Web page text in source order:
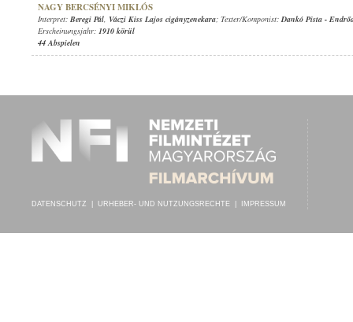
NAGY BERCSÉNYI MIKLÓS
Interpret: Beregi Pál, Váczi Kiss Lajos cigányzenekara; Texter/Komponist:Dankó Pista -
Erscheinungsjahr: 1910 körül
44 Abspielen
DATENSCHUTZ URHEBER- UND NUTZUNGSRECHTE IMPRESSUM